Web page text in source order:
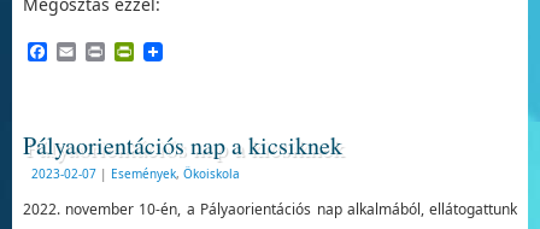
Facebook
EmailPrintPrintFriendly
Pályaorientációs nap a kicsiknek
2023-02-07 | Események, Ökoiskola
2022. november 10-én, a Pályaorientációs nap alkalmából, ellátogattunk